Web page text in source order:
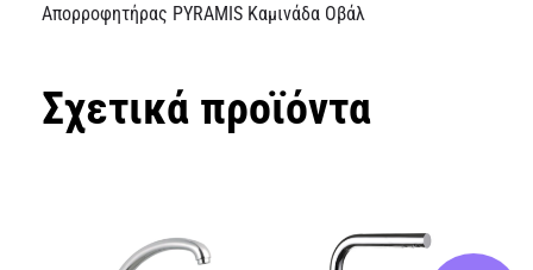
Απορροφητήρας PYRAMIS Καμινάδα Οβάλ
Σχετικά προϊόντα